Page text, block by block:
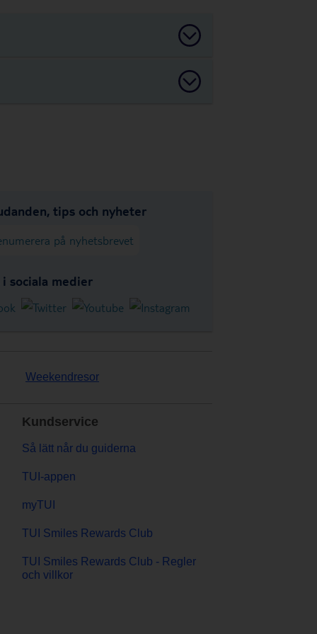
tips och nyheter
på nyhetsbrevet
i sociala medier
Weekendresor
Kundservice
Så lätt når du guiderna
TUI-appen
myTUI
TUI Smiles Rewards Club
TUI Smiles Rewards Club - Regler
och villkor